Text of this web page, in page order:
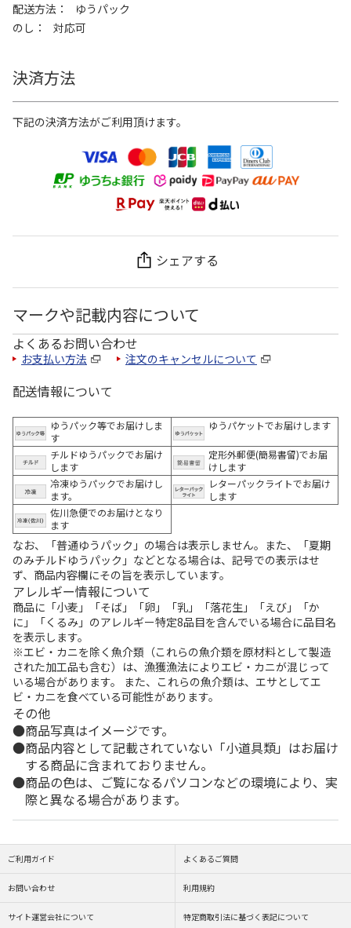
配送方法
ゆうパック
のし
対応可
決済方法
下記の決済方法がご利用頂けます。
シェアする
マークや記載内容について
よくあるお問い合わせ
お支払い方法 注文のキャンセルについて
配送情報について
ゆうパック等でお届けしま
す
ゆうパケットでお届けします
チルドゆうパックでお届け
します
定形外郵便(簡易書留)でお届
けします
冷凍ゆうパックでお届けし
ます。
レターパックライトでお届け
します
佐川急便でのお届けとなり
ます
なお、「普通ゆうパック」の場合は表示しません。また、「夏期
のみチルドゆうパック」などとなる場合は、記号での表示はせ
ず、商品内容欄にその旨を表示しています。
アレルギー情報について
商品に「小麦」「そば」「卵」「乳」「落花生」「えび」「か
に」「くるみ」のアレルギー特定8品目を含んでいる場合に品目名
を表示します。
※エビ・カニを除く魚介類（これらの魚介類を原材料として製造
された加工品も含む）は、漁獲漁法によりエビ・カニが混じって
いる場合があります。 また、これらの魚介類は、エサとしてエ
ビ・カニを食べている可能性があります。
その他
商品写真はイメージです。
商品内容として記載されていない「小道具類」はお届け
する商品に含まれておりません。
商品の色は、ご覧になるパソコンなどの環境により、実
際と異なる場合があります。
ご利用ガイド よくあるご質問
お問い合わせ 利用規約
サイト運営会社について 特定商取引法に基づく表記について